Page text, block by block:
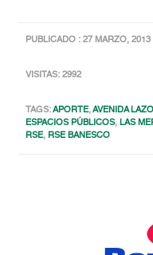
PUBLICADO : 27 MARZO, 2013
VISITAS: 2992
TAGS:APORTE,AVENIDA
ESPACIOS PÚBLICOS,LAS
RSE, RSE BANESCO